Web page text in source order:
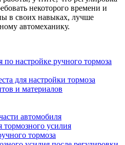
некоторого времени и
в своих навыках, лучше
автомеханику.
настройке ручного тормоза
для настройки тормоза
и материалов
автомобиля
тормозного усилия
тормоза